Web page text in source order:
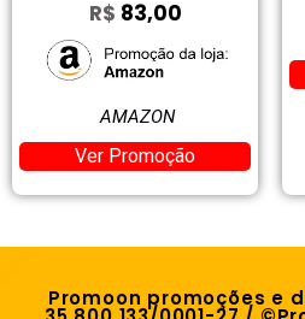
Promoon promoções e